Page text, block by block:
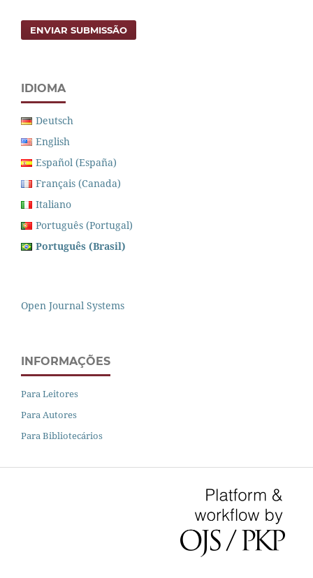
ENVIAR SUBMISSÃO
IDIOMA
Deutsch
English
Español (España)
Français (Canada)
Italiano
Português (Portugal)
Português (Brasil)
Open Journal Systems
INFORMAÇÕES
Para Leitores
Para Autores
Para Bibliotecários